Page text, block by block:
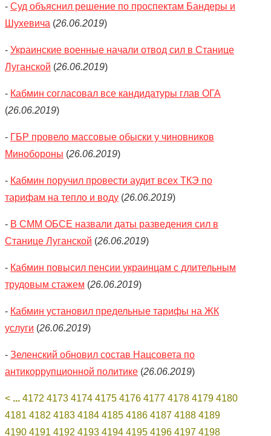
- Суд объяснил решение по проспектам Бандеры и
Шухевича (26.06.2019)
- Украинские военные начали отвод сил в Станице
Луганской (26.06.2019)
- Кабмин согласовал все кандидатуры глав ОГА
(26.06.2019)
- ГБР провело массовые обыски у чиновников
Минобороны (26.06.2019)
- Кабмин поручил провести аудит всех ТКЭ по
тарифам на тепло и воду (26.06.2019)
- В СММ ОБСЕ назвали даты разведения сил в
Станице Луганской (26.06.2019)
- Кабмин повысил пенсии украинцам с длительным
трудовым стажем (26.06.2019)
- Кабмин установил предельные тарифы на ЖК
услуги (26.06.2019)
- Зеленский обновил состав Нацсовета по
антикоррупционной политике (26.06.2019)
< ... 4172 4173 4174 4175 4176 4177 4178 4179 4180
4181 4182 4183 4184 4185 4186 4187 4188 4189
4190 4191 4192 4193 4194 4195 4196 4197 4198